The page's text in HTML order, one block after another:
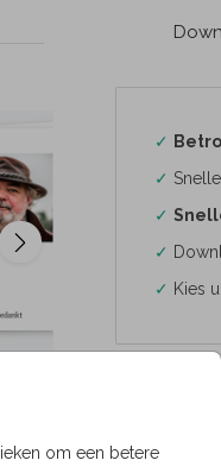
om een betere
✓
✓
✓
✓
✓ Kies
Formaten